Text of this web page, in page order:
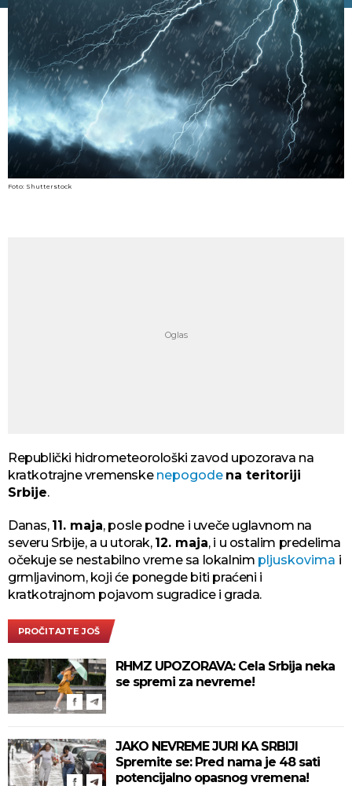
Foto: Shutterstock
Republički hidrometeorološki zavod upozorava na
kratkotrajne vremenske nepogode na teritoriji
Srbije.
Danas, 11. maja, posle podne i uveče uglavnom na
severu Srbije, a u utorak, 12. maja, i u ostalim predelima
očekuje se nestabilno vreme sa lokalnim pljuskovima i
grmljavinom, koji će ponegde biti praćeni i
kratkotrajnom pojavom sugradice i grada.
PROČITAJTE JOŠ
RHMZ UPOZORAVA: Cela Srbija neka
se spremi za nevreme!
JAKO NEVREME JURI KA SRBIJI
Spremite se: Pred nama je 48 sati
potencijalno opasnog vremena!